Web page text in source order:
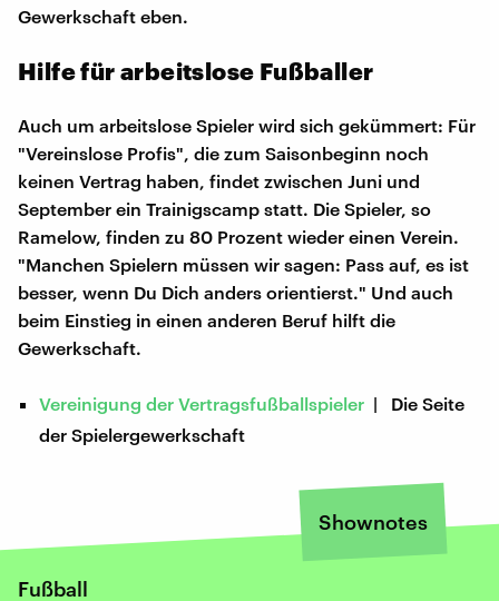
Gewerkschaft eben.
Hilfe für arbeitslose Fußballer
Auch um arbeitslose Spieler wird sich gekümmert: Für
"Vereinslose Profis", die zum Saisonbeginn noch
keinen Vertrag haben, findet zwischen Juni und
September ein Trainigscamp statt. Die Spieler, so
Ramelow, finden zu 80 Prozent wieder einen Verein.
"Manchen Spielern müssen wir sagen: Pass auf, es ist
besser, wenn Du Dich anders orientierst." Und auch
beim Einstieg in einen anderen Beruf hilft die
Gewerkschaft.
Vereinigung der Vertragsfußballspieler | Die Seite
der Spielergewerkschaft
Shownotes
Fußball